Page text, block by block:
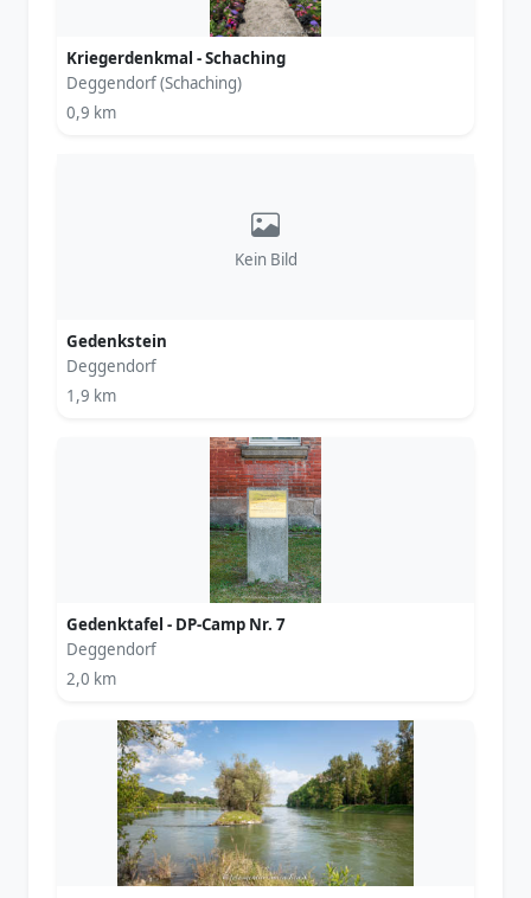
Kriegerdenkmal - Schaching
Deggendorf (Schaching)
0,9 km
Kein Bild
Gedenkstein
Deggendorf
1,9 km
Gedenktafel - DP-Camp Nr. 7
Deggendorf
2,0 km